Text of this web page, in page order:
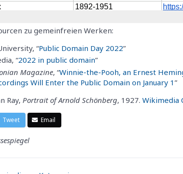
zu gemeinfreien Werken:
“Public Domain Day 2022”
“2022 in public domain”
Magazine, “Winnie-the-Pooh, an Ernest
Will Enter the Public Domain on January 1”
Ray, Portrait of Arnold Schönberg, 1927. Wikimedia
Tweet Email